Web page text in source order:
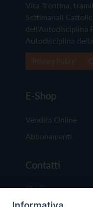
Vita Trentina,
Settimanali
dell'Autodisciplina
Autodisciplina
E-Shop
Vendita Online
Abbonamenti
Contatti
Chi Siamo